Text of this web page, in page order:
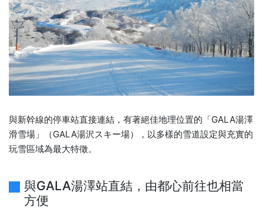
與新幹線的停車站直接連結，有著絕佳地理位置的「GALA湯澤
滑雪場」（GALA湯沢スキー場），以多樣的雪道設定與充實的
玩雪區域為最大特徵。
與GALA湯澤站直結，由都心前往也相當
方便